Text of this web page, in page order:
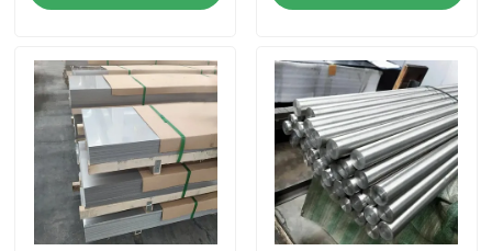
Vidéos
A propos de nous
Visite d'usine